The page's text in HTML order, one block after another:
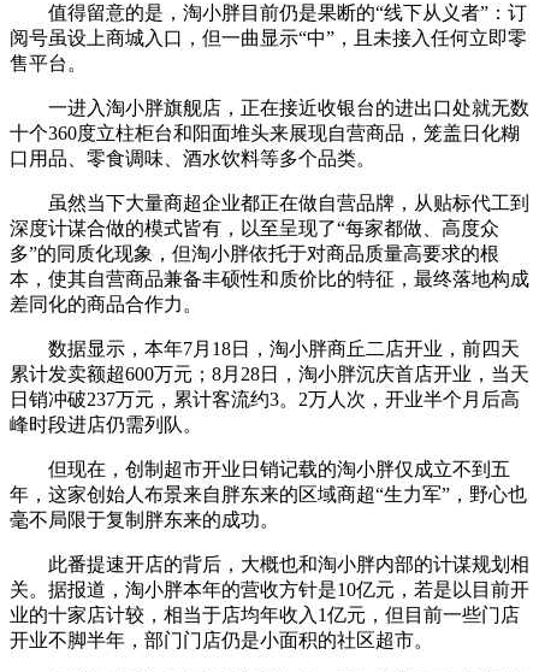
值得留意的是，淘小胖目前仍是果断的“线下从义者”：订
阅号虽设上商城入口，但一曲显示“中”，且未接入任何立即零
售平台。
一进入淘小胖旗舰店，正在接近收银台的进出口处就无数
十个360度立柱柜台和阳面堆头来展现自营商品，笼盖日化糊
口用品、零食调味、酒水饮料等多个品类。
虽然当下大量商超企业都正在做自营品牌，从贴标代工到
深度计谋合做的模式皆有，以至呈现了“每家都做、高度众
多”的同质化现象，但淘小胖依托于对商品质量高要求的根
本，使其自营商品兼备丰硕性和质价比的特征，最终落地构成
差同化的商品合作力。
数据显示，本年7月18日，淘小胖商丘二店开业，前四天
累计发卖额超600万元；8月28日，淘小胖沉庆首店开业，当天
日销冲破237万元，累计客流约3。2万人次，开业半个月后高
峰时段进店仍需列队。
但现在，创制超市开业日销记载的淘小胖仅成立不到五
年，这家创始人布景来自胖东来的区域商超“生力军”，野心也
毫不局限于复制胖东来的成功。
此番提速开店的背后，大概也和淘小胖内部的计谋规划相
关。据报道，淘小胖本年的营收方针是10亿元，若是以目前开
业的十家店计较，相当于店均年收入1亿元，但目前一些门店
开业不脚半年，部门门店仍是小面积的社区超市。